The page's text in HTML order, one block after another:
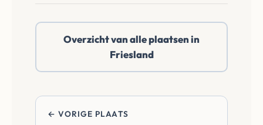
Iezumasyl of
daarbuiten. Wij
betalen alle
overdrachtskosten
Overzicht van alle plaatsen in
Friesland
← VORIGE PLAATS